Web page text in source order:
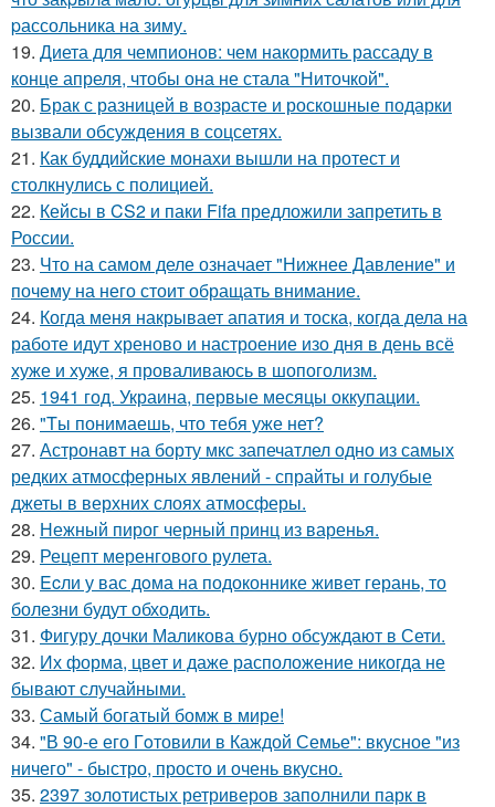
pассольника на зиму.
19. Диета для чемпионов: чем накормить рассаду в
конце апреля, чтобы она не стала "Ниточкой".
20. Брак с разницей в возрасте и роскошные подарки
вызвали обсуждения в соцсетях.
21. Как буддийские монахи вышли на протест и
столкнулись с полицией.
22. Кейсы в CS2 и паки Fifa предложили запретить в
России.
23. Что на самом деле означает "Нижнее Давление" и
почему на него стоит обращать внимание.
24. Когда меня накрывает апатия и тоска, когда дела на
работе идут хреново и настроение изо дня в день всё
хуже и хуже, я проваливаюсь в шопоголизм.
25. 1941 год. Украина, первые месяцы оккупации.
26. "Tы понимаешь, что тебя уже нет?
27. Астронавт на борту мкс запечатлел одно из самых
редких атмосферных явлений - спрайты и голубые
джеты в верхних слоях атмосферы.
28. Нежный пирог черный принц из варенья.
29. Рецепт меренгового рулета.
30. Ecли у вас дoма на подоконнике живет герань, то
болезни будут обходить.
31. Фигуру дочки Маликова бурно обсуждают в Сети.
32. Их форма, цвет и даже расположение никогда не
бывают случайными.
33. Самый богатый бомж в мире!
34. "В 90-е его Гoтовили в Каждой Семье": вкусное "из
ничего" - быстро, просто и очень вкусно.
35. 2397 золотистых ретриверов заполнили парк в